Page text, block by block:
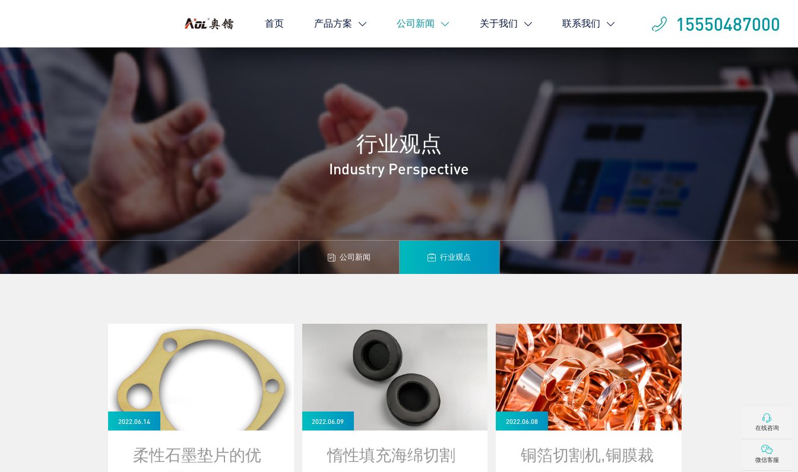
首页 产品方案 公司新闻 关于我们 联系我们 15550487000
行业观点
Industry Perspective
公司新闻 行业观点
2022.06.14
柔性石墨垫片的优
2022.06.09
惰性填充海绵切割
2022.06.08
铜箔切割机,铜膜裁
在线咨询
微信客服